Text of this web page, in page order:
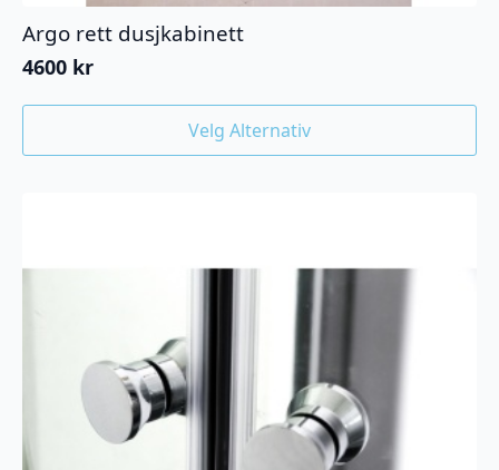
Argo rett dusjkabinett
4600 kr
Velg Alternativ
Dette
har
kan